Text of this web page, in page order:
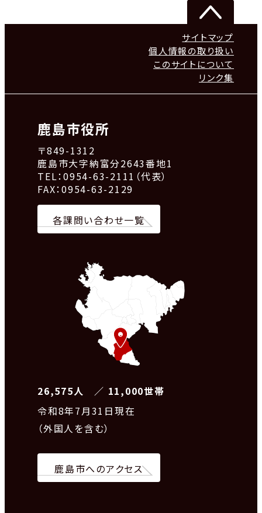
サイトマップ
個人情報の取り扱い
このサイトについて
リンク集
鹿島市役所
〒849-1312
鹿島市大字納富分2643番地1
TEL：0954-63-2111（代表）
FAX：0954-63-2129
各課問い合わせ一覧
26,575人 ／ 11,000世帯
令和8年7月31日現在
（外国人を含む）
鹿島市へのアクセス